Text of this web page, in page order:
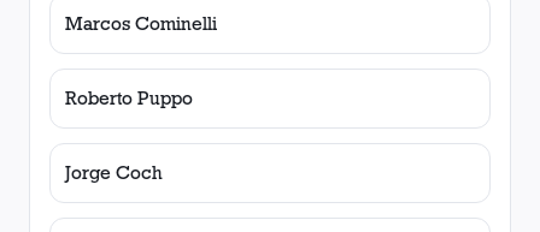
Marcos Cominelli
Roberto Puppo
Jorge Coch